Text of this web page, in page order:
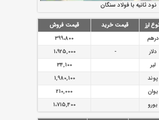
ارزش سهام عدالت بالا رفت
سرمایه بیمه کوثر به ۴ همت می‌رسد
نود ثانیه با فولاد سنگان
تقدیر دبیرکل سندیکای بیمه گران ایران از
مدیرعامل بیمه رازی
توصیه های رئیس پلیس فتا به مشتریان بانک
در مورد پیشگیری از سرقت های مجازی
ارز قیمت خرید
قیمت فروش
درهم
399،800
دلار
-
1،925,000
لیر
34,100
پوند
1,980,100
یوان
210,000
یورو
1،715,400